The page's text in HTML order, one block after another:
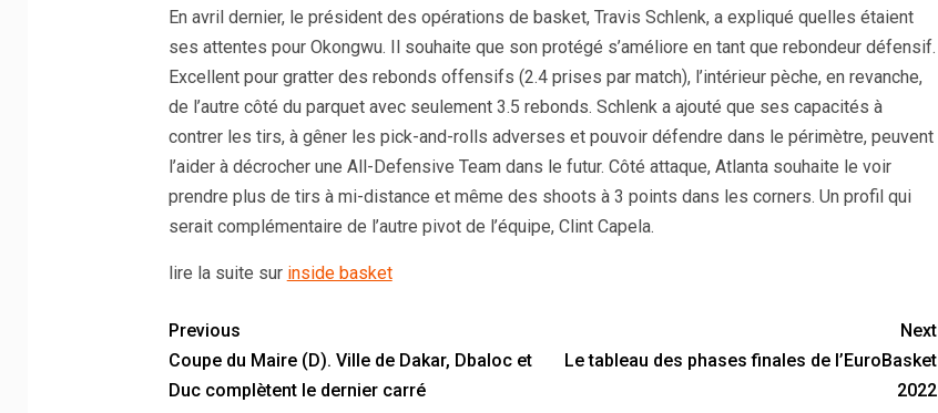
En avril dernier, le président des opérations de basket, Travis Schlenk, a expliqué quelles étaient
ses attentes pour Okongwu. Il souhaite que son protégé s’améliore en tant que rebondeur défensif.
Excellent pour gratter des rebonds offensifs (2.4 prises par match), l’intérieur pèche, en revanche,
de l’autre côté du parquet avec seulement 3.5 rebonds. Schlenk a ajouté que ses capacités à
contrer les tirs, à gêner les pick-and-rolls adverses et pouvoir défendre dans le périmètre, peuvent
l’aider à décrocher une All-Defensive Team dans le futur. Côté attaque, Atlanta souhaite le voir
prendre plus de tirs à mi-distance et même des shoots à 3 points dans les corners. Un profil qui
serait complémentaire de l’autre pivot de l’équipe, Clint Capela.
lire la suite sur inside basket
Previous
Coupe du Maire (D). Ville de Dakar, Dbaloc et
Duc complètent le dernier carré
Next
Le tableau des phases finales de l’EuroBasket
2022